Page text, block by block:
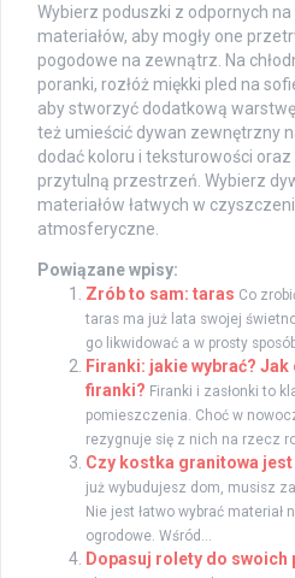
Wybierz poduszki z odpornych
materiałów, aby mogły one
pogodowe na zewnątrz. Na
poranki, rozłóż miękki pled na
aby stworzyć dodatkową
też umieścić dywan zewnętrzny
dodać koloru i teksturowości
przytulną przestrzeń. Wybierz
materiałów łatwych w
atmosferyczne.
Powiązane wpisy:
Zrób to sam: taras Co
taras ma już lata swojej
go likwidować a w prosty
Firanki: jakie wybrać?
firanki? Firanki i zasłonki to
pomieszczenia. Choć w
rezygnuje się z nich na rzecz
Czy kostka granitowa
już wybudujesz dom, musisz
Nie jest łatwo wybrać
ogrodowe. Wśród...
Dopasuj rolety do swoich